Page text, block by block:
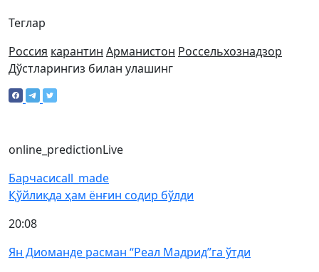
Теглар
Россия карантин Арманистон Россельхознадзор
Дўстларингиз билан улашинг
online_predictionLive
Барчасиcall_made
Қўйлиқда ҳам ёнғин содир бўлди
20:08
Ян Диоманде расман “Реал Мадрид”га ўтди